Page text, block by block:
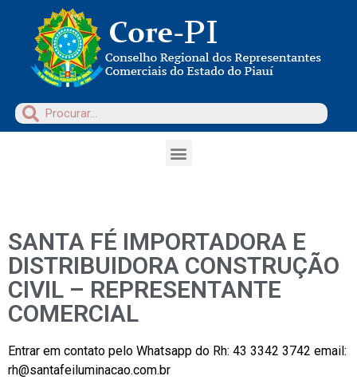
SANTA FÉ IMPORTADORA E
DISTRIBUIDORA CONSTRUÇÃO
CIVIL – REPRESENTANTE
COMERCIAL
Entrar em contato pelo Whatsapp do Rh: 43 3342 3742 email:
rh@santafeiluminacao.com.br